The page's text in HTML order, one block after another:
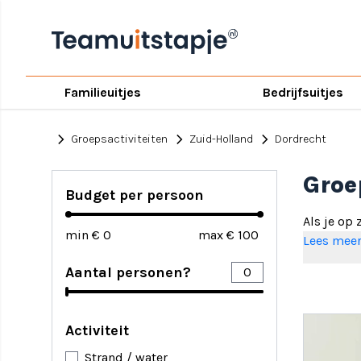
Familieuitjes Bedrijfsuitjes
chevron_right Groepsactiviteiten chevron_right Zuid-Holland chevron_right Dordrecht
Budget per persoon
min € max €
Aantal personen?
Activiteit
Strand / water
Als je op
puntje
Lees meer